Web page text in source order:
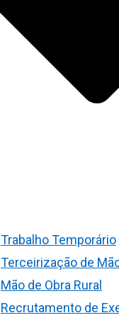
Trabalho Temporário
Terceirização de
Mão de Obra Rural
Recrutamento de